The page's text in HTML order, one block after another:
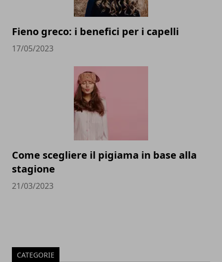
Fieno greco: i benefici per i capelli
17/05/2023
Come scegliere il pigiama in base alla
stagione
21/03/2023
CATEGORIE